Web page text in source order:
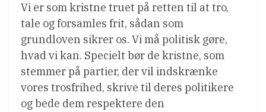
Vi er som kristne truet på retten til at tro,
tale og forsamles frit, sådan som
grundloven sikrer os. Vi må politisk gøre,
hvad vi kan. Specielt bør de kristne, som
stemmer på partier, der vil indskrænke
vores trosfrihed, skrive til deres politikere
og bede dem respektere den